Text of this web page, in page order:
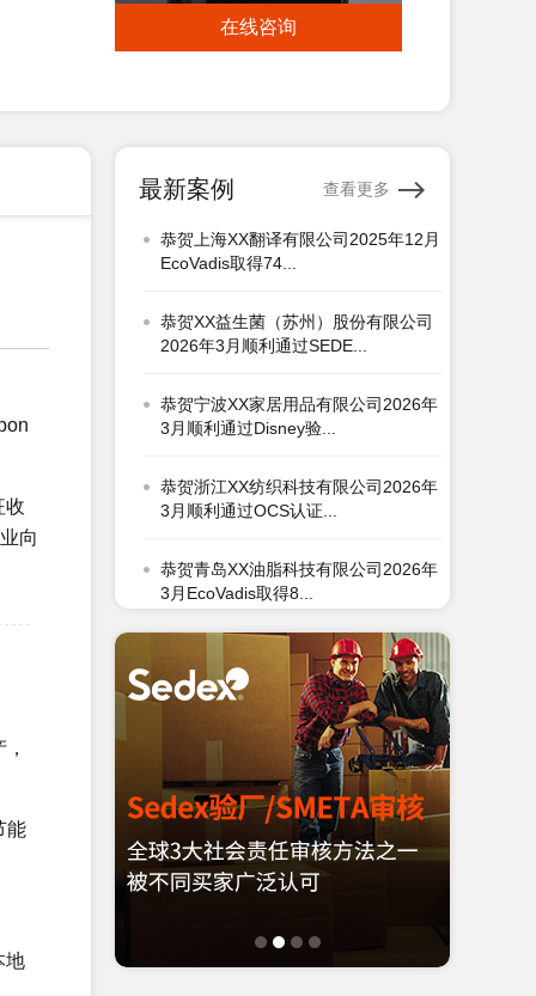
在线咨询
收
向
能
地
最新案例 查看更多
恭贺上海XX标签有限公司2026年1月
顺利通过GRS认证...
恭贺XX道具(上海)有限公司2025年12
恭贺上海XX翻译有限公司2025年12月
恭贺XX益生菌（苏州）股份有限公司
恭贺宁波XX家居用品有限公司2026年
恭贺浙江XX纺织科技有限公司2026年
恭贺青岛XX油脂科技有限公司2026年
恭贺张家港市XX纺织有限公司2026年
3月顺利通过GRS认证...
恭贺无锡XX纺织科技有限公司2026年
3月顺利通过BSCI验厂...
恭贺XX生物化工科技（张家港）有限
公司2026年3月EcoVad...
恭贺五莲XX制衣有限公司2026年3月
顺利通过GRS认证...
恭贺江苏XX塑料科技有限公司2026年